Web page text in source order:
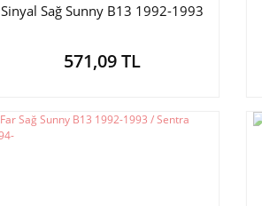
Sinyal Sağ Sunny B13 1992-1993
571,09 TL